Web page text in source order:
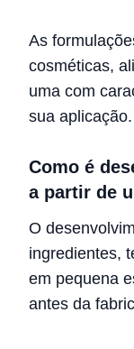
As
cosméticas,
uma com
sua aplicação.
Como é
a partir de
O
ingredientes,
em pequena
antes da